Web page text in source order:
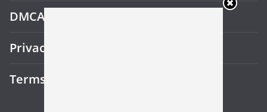
DMCA
Privacy Policy
Terms and Conditions